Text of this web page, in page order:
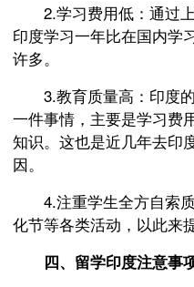
2.学习费用低：通过上
印度学习一年比在国内学
许多。
3.教育质量高：印度的
一件事情，主要是学习费
知识。这也是近几年去印
因。
4.注重学生全方自索质
化节等各类活动，以此来
四、留学印度注意事